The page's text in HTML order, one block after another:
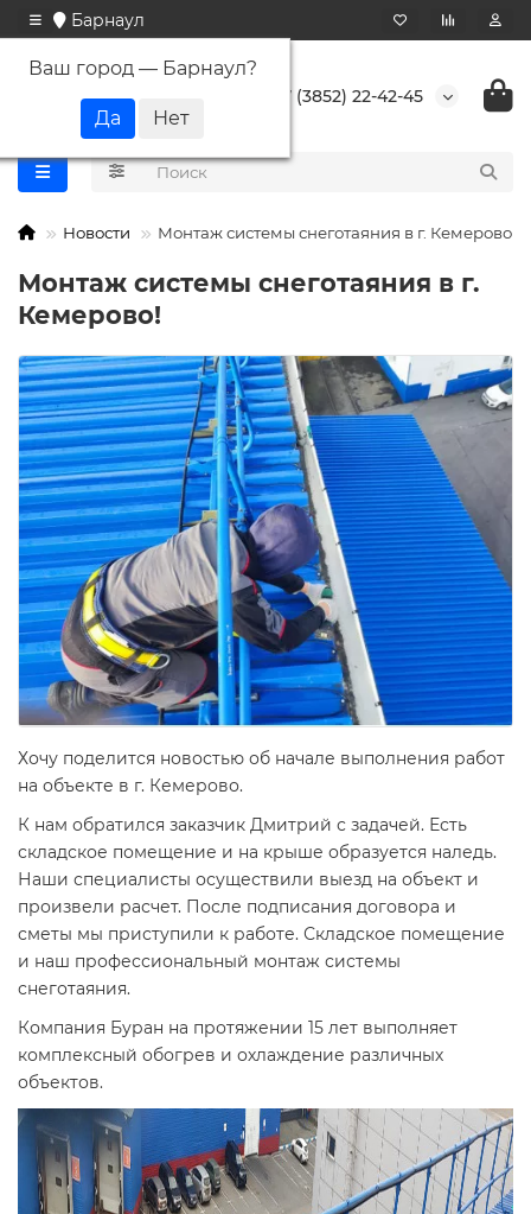
Барнаул
Ваш город — Барнаул?
+7 (3852) 22-42-45
Новости Монтаж системы снеготаяния в г. Кемерово!
Монтаж системы снеготаяния в г.
Кемерово!
Хочу поделится новостью об начале выполнения работ
на объекте в г. Кемерово.
К нам обратился заказчик Дмитрий с задачей. Есть
складское помещение и на крыше образуется наледь.
Наши специалисты осуществили выезд на объект и
произвели расчет. После подписания договора и
сметы мы приступили к работе. Складское помещение
и наш профессиональный монтаж системы
снеготаяния.
Компания Буран на протяжении 15 лет выполняет
комплексный обогрев и охлаждение различных
объектов.